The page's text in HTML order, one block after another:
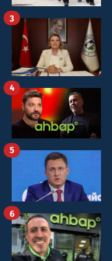
3
4
5
6